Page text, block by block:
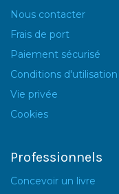
Nous contacter
Frais de port
Paiement sécurisé
Conditions d'utilisation
Vie privée
Cookies
Professionnels
Concevoir un livre